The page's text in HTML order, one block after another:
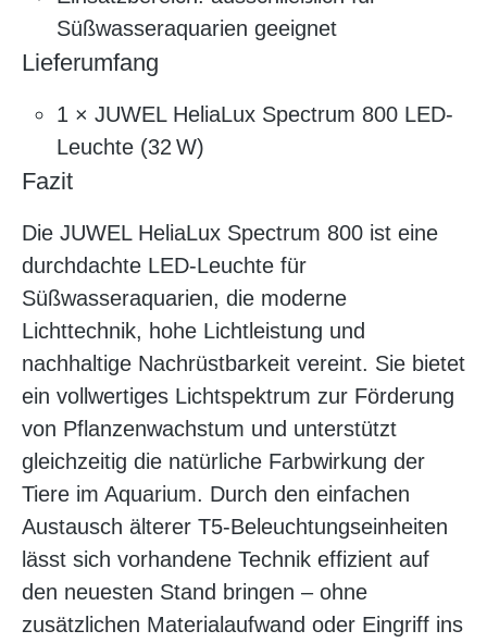
Süßwasseraquarien geeignet
Lieferumfang
1 × JUWEL HeliaLux Spectrum 800 LED-
Leuchte (32 W)
Fazit
Die JUWEL HeliaLux Spectrum 800 ist eine
durchdachte LED-Leuchte für
Süßwasseraquarien, die moderne
Lichttechnik, hohe Lichtleistung und
nachhaltige Nachrüstbarkeit vereint. Sie bietet
ein vollwertiges Lichtspektrum zur Förderung
von Pflanzenwachstum und unterstützt
gleichzeitig die natürliche Farbwirkung der
Tiere im Aquarium. Durch den einfachen
Austausch älterer T5-Beleuchtungseinheiten
lässt sich vorhandene Technik effizient auf
den neuesten Stand bringen – ohne
zusätzlichen Materialaufwand oder Eingriff ins